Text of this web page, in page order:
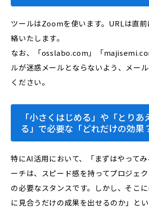
ツールはZoomを使います。URLは直
絡いたします。
なお、「osslabo.com」「
ルが迷惑メールとならないよう、メー
ください。
「小さくはじめる」や「とりあ
る」で必要な「どれだけの効果
特にAI活用において、「まずはやって
ーチは、スピード感を持ってプロジェ
の必要なスタンスです。しかし、そこ
に見合うだけの成果を出せるのか」と